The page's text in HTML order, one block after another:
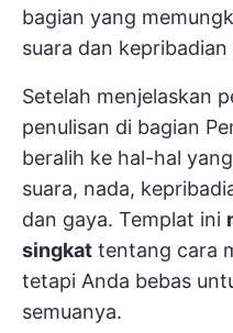
bagian yang
suara dan
Setelah menjelaskan
penulisan di bagian
beralih ke hal-hal
suara, nada,
dan gaya. Templat ini
singkat tentang cara
tetapi Anda bebas
semuanya.